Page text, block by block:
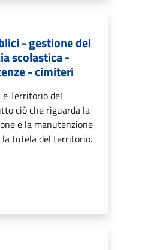
- gestione del
scolastica -
- cimiteri
Territorio del
ciò che riguarda la
e la manutenzione
la tutela del territorio.